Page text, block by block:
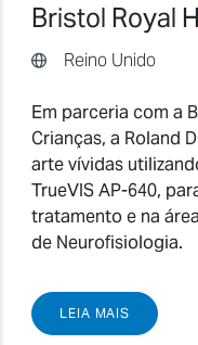
Bristol Royal
Reino Unido
Em parceria com a
Crianças, a Roland
arte vívidas
TrueVIS AP-640,
tratamento e na
de Neurofisiologia.
LEIA MAIS